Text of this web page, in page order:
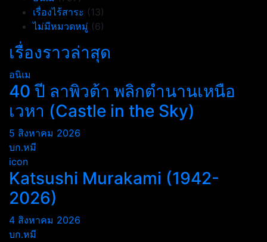
เรื่องไร้สาระ (13)
ไม่มีหมวดหมู่ (6)
เรื่องราวล่าสุด
อนิเม
40 ปี ลาพิวต้า พลิกตำนานเหนือ
เวหา (Castle in the Sky)
5 สิงหาคม 2026
บก.หมี
icon
Katsushi Murakami (1942-
2026)
4 สิงหาคม 2026
บก.หมี